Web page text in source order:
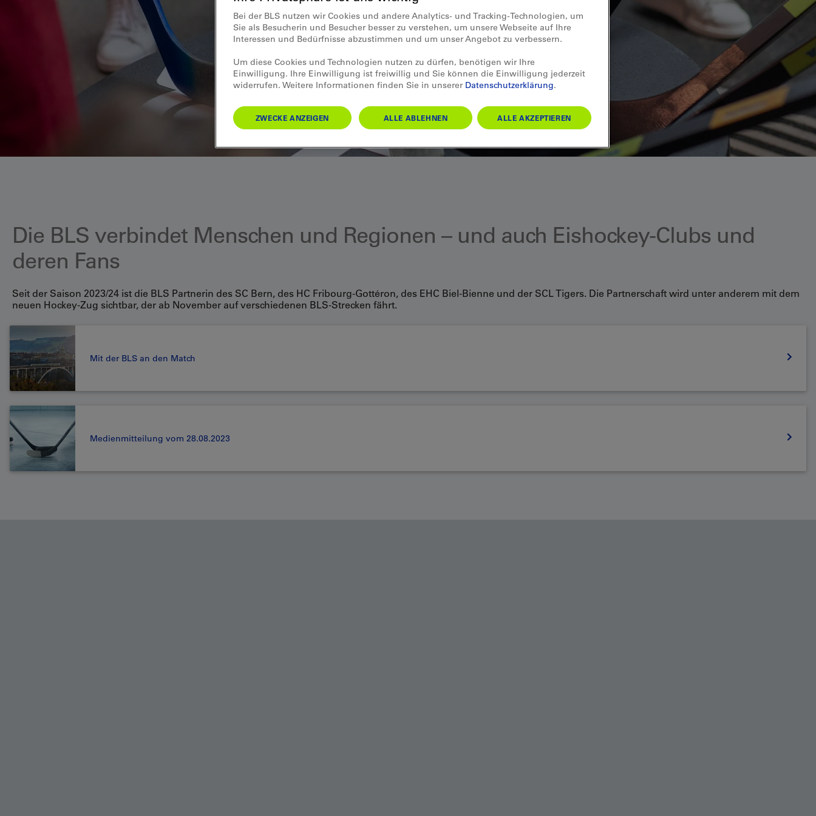
Die BLS verbindet Menschen und Regionen – und auch Eishockey-Clubs und
deren Fans
Seit der Saison 2023/24 ist die BLS Partnerin des SC Bern, des HC Fribourg-Gottéron, des EHC Biel-Bienne und der SCL Tigers. Die Partnerschaft wird unter anderem mit dem
neuen Hockey-Zug sichtbar, der ab November auf verschiedenen BLS-Strecken fährt.
Mit der BLS an den Match
Medienmitteilung vom 28.08.2023
Bei der BLS nutzen wir Cookies und andere Analytics- und Tracking-Technologien, um
Sie als Besucherin und Besucher besser zu verstehen, um unsere Webseite auf Ihre
Interessen und Bedürfnisse abzustimmen und um unser Angebot zu verbessern.
Um diese Cookies und Technologien nutzen zu dürfen, benötigen wir Ihre
Einwilligung. Ihre Einwilligung ist freiwillig und Sie können die Einwilligung jederzeit
widerrufen. Weitere Informationen finden Sie in unserer Datenschutzerklärung.
ZWECKE ANZEIGEN ALLE ABLEHNEN ALLE AKZEPTIEREN